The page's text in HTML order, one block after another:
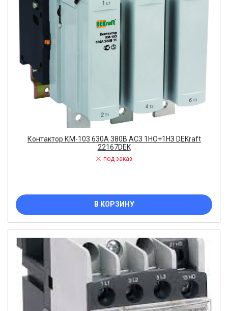
Контактор КМ-103 630А 380В АС3 1НО+1НЗ DEKraft
22167DEK
под заказ
В КОРЗИНУ